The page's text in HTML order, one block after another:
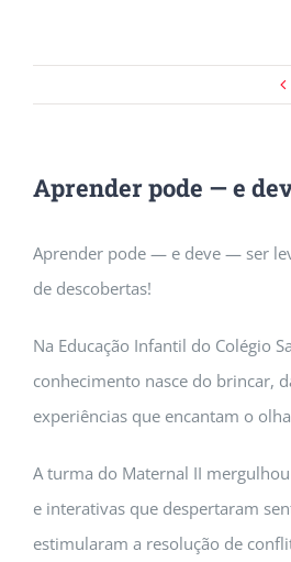
Aprender pode — e
Aprender pode — e deve — ser
de descobertas!
Na Educação Infantil do Colégio
conhecimento nasce do brincar,
experiências que encantam o
A turma do Maternal II
e interativas que despertaram
estimularam a resolução de